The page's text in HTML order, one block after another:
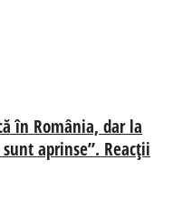
în România, dar la
aprinse”. Reacții